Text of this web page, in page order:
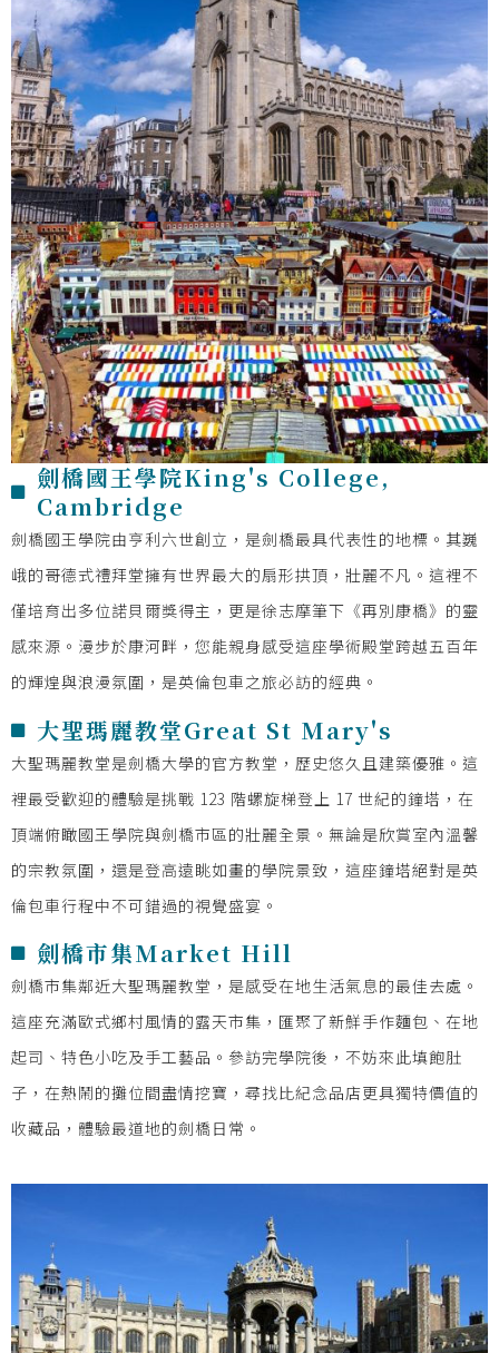
劍橋國王學院King's College,
Cambridge
劍橋國王學院由亨利六世創立，是劍橋最具代表性的地標。其巍
峨的哥德式禮拜堂擁有世界最大的扇形拱頂，壯麗不凡。這裡不
僅培育出多位諾貝爾獎得主，更是徐志摩筆下《再別康橋》的靈
感來源。漫步於康河畔，您能親身感受這座學術殿堂跨越五百年
的輝煌與浪漫氛圍，是英倫包車之旅必訪的經典。
大聖瑪麗教堂Great St Mary's
大聖瑪麗教堂是劍橋大學的官方教堂，歷史悠久且建築優雅。這
裡最受歡迎的體驗是挑戰 123 階螺旋梯登上 17 世紀的鐘塔，在
頂端俯瞰國王學院與劍橋市區的壯麗全景。無論是欣賞室內溫馨
的宗教氛圍，還是登高遠眺如畫的學院景致，這座鐘塔絕對是英
倫包車行程中不可錯過的視覺盛宴。
劍橋市集Market Hill
劍橋市集鄰近大聖瑪麗教堂，是感受在地生活氣息的最佳去處。
這座充滿歐式鄉村風情的露天市集，匯聚了新鮮手作麵包、在地
起司、特色小吃及手工藝品。參訪完學院後，不妨來此填飽肚
子，在熱鬧的攤位間盡情挖寶，尋找比紀念品店更具獨特價值的
收藏品，體驗最道地的劍橋日常。